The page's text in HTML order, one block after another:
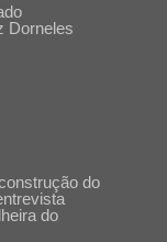
Dorneles
do
do